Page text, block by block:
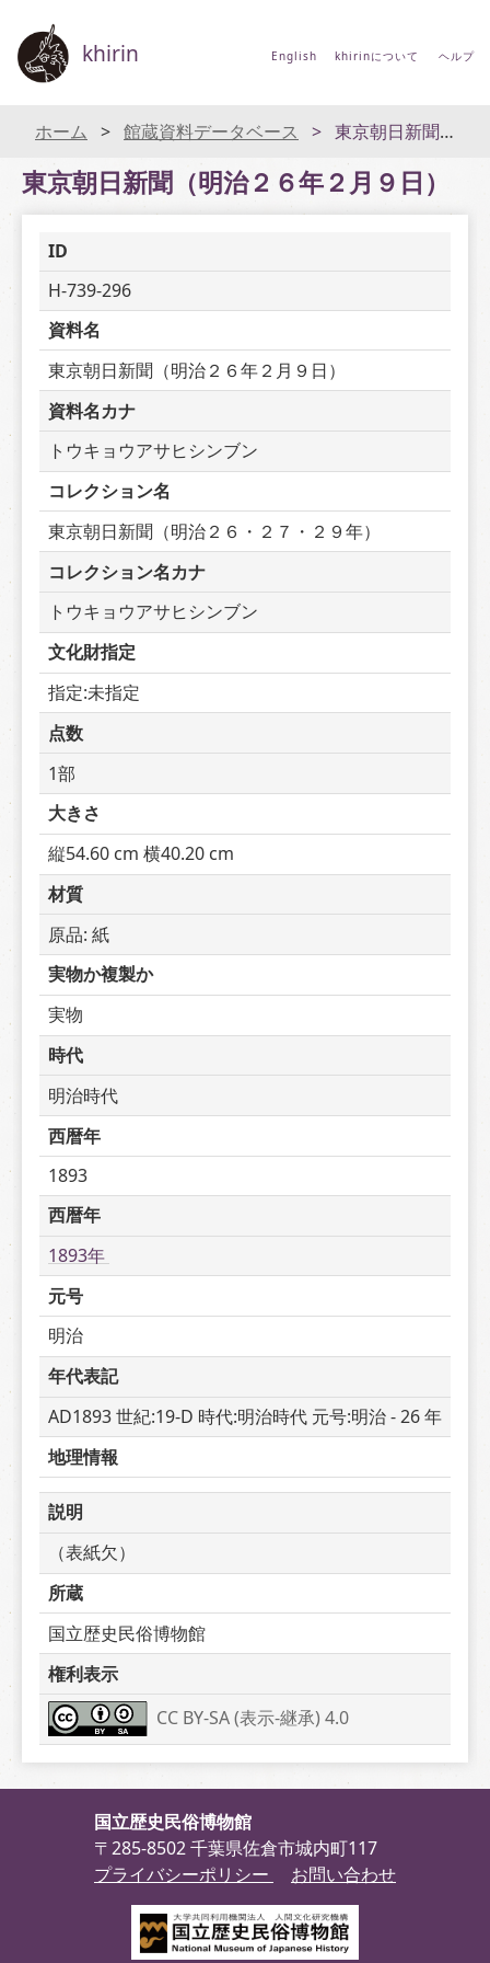
khirin English khirinについて ヘルプ
ホーム 館蔵資料データベース 東京朝日新聞（明治２６年２月９日）
東京朝日新聞（明治２６年２月９日）
ID
H-739-296
資料名
東京朝日新聞（明治２６年２月９日）
資料名カナ
トウキョウアサヒシンブン
コレクション名
東京朝日新聞（明治２６・２７・２９年）
コレクション名カナ
トウキョウアサヒシンブン
文化財指定
指定:未指定
点数
1部
大きさ
縦54.60 cm 横40.20 cm
材質
原品: 紙
実物か複製か
実物
時代
明治時代
西暦年
1893
西暦年
1893年
元号
明治
年代表記
AD1893 世紀:19-D 時代:明治時代 元号:明治 - 26 年
地理情報
説明
（表紙欠）
所蔵
国立歴史民俗博物館
権利表示
CC BY-SA (表示-継承) 4.0
国立歴史民俗博物館
〒285-8502 千葉県佐倉市城内町117
プライバシーポリシー
お問い合わせ